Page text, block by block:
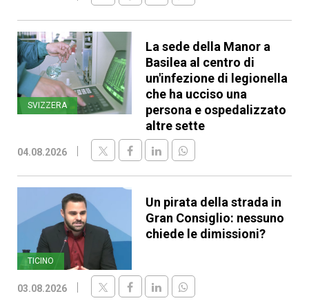
SVIZZERA
La sede della Manor a
Basilea al centro di
un'infezione di legionella
che ha ucciso una
persona e ospedalizzato
altre sette
04.08.2026
TICINO
Un pirata della strada in
Gran Consiglio: nessuno
chiede le dimissioni?
03.08.2026